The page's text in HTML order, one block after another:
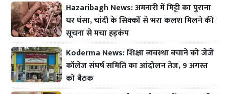
Hazaribagh News: अमनारी में मिट्टी का पुराना
घर धंसा, चांदी के सिक्कों से भरा कलश मिलने की
सूचना से मचा हड़कंप
Koderma News: शिक्षा व्यवस्था बचाने को जेजे
कॉलेज संघर्ष समिति का आंदोलन तेज, 9 अगस्त
को बैठक